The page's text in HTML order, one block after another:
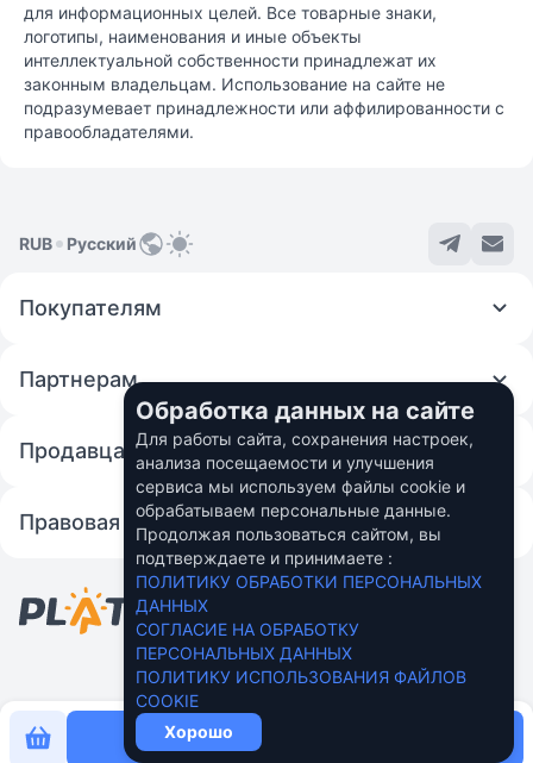
Купить сейчас за
для информационных целей. Все товарные знаки,
логотипы, наименования и иные объекты
интеллектуальной собственности принадлежат их
законным владельцам. Использование на сайте не
подразумевает принадлежности или аффилированности с
правообладателями.
RUB Русский
Покупателям
Партнерам
Продавцам
Правовая информация
© 2026 Fincom Teh Ltd.
Персональные данные пользователей в
России обрабатывает ООО "Вебмани.ру"
Обработка данных на сайте
Для работы сайта, сохранения настроек,
анализа посещаемости и улучшения
сервиса мы используем файлы cookie и
обрабатываем персональные данные.
Продолжая пользоваться сайтом, вы
подтверждаете и принимаете :
ПОЛИТИКУ ОБРАБОТКИ ПЕРСОНАЛЬНЫХ
ДАННЫХ
СОГЛАСИЕ НА ОБРАБОТКУ
ПЕРСОНАЛЬНЫХ ДАННЫХ
ПОЛИТИКУ ИСПОЛЬЗОВАНИЯ ФАЙЛОВ
COOKIE
Хорошо